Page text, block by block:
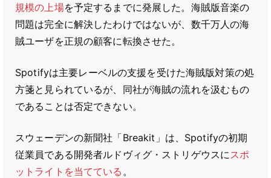
規模の上場を予定するまでに発展した。海賊版音楽の
問題は完全に解決したわけではないが、数千万人の海
賊ユーザを正規の顧客に転換させた。
Spotifyは主要レーベルの支援を受けた海賊版対策の処
方箋と見られているが、同社が海賊の流れを汲むもの
であることは否定できない。
スウェーデンの新聞社「Breakit」は、Spotifyの初期
従業員である開発者ルドヴィグ・ストリゲウスにスポ
ットライトを当てている 。